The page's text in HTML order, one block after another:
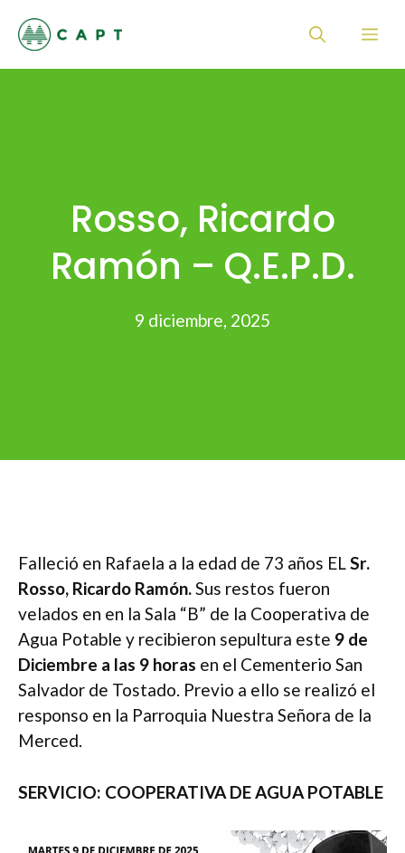
Rosso, Ricardo
Ramón – Q.E.P.D.
9 diciembre, 2025
Falleció en Rafaela a la edad de 73 años ELSr.
Rosso, Ricardo Ramón.Sus restos fueron
velados en en la Sala “B” de la Cooperativa de
Agua Potable y recibieron sepultura este 9 de
Diciembre a las 9 horas en el Cementerio San
Salvador de Tostado. Previo a ello se realizó el
responso en la Parroquia Nuestra Señora de la
Merced.
SERVICIO: COOPERATIVA DE AGUA POTABLE